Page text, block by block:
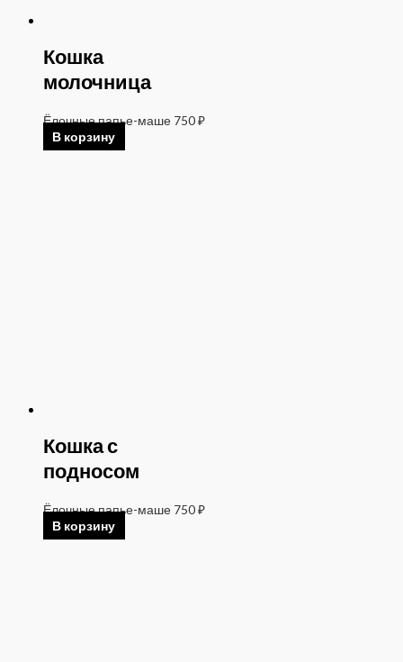
Кошка
молочница
Ёлочные папье-маше 750₽
В корзину
Кошка с
подносом
Ёлочные папье-маше 750₽
В корзину